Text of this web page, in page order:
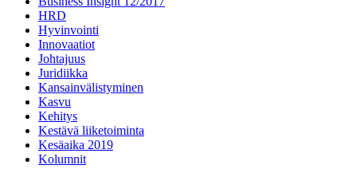
HRD
Hyvinvointi
Innovaatiot
Johtajuus
Juridiikka
Kansainvälistyminen
Kasvu
Kehitys
Kestävä liiketoiminta
Kesäaika 2019
Kolumnit